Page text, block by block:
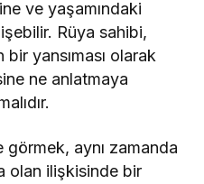
ve yaşamındaki
Rüya sahibi,
bir yansıması olarak
ne anlatmaya
görmek, aynı zamanda
olan ilişkisinde bir